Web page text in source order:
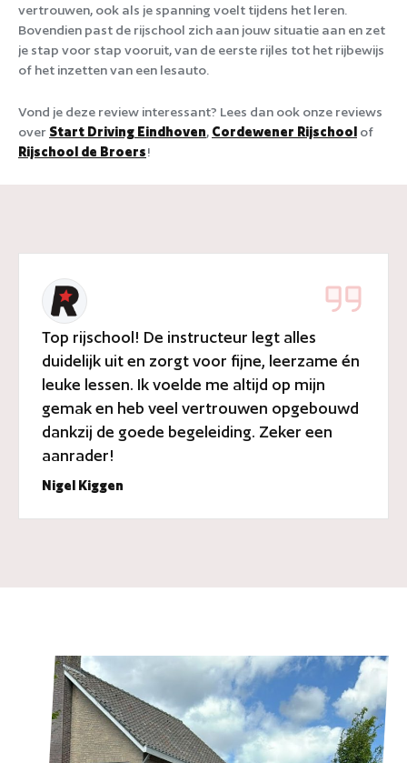
vertrouwen, ook als je spanning voelt tijdens het leren.
Bovendien past de rijschool zich aan jouw situatie aan en zet
je stap voor stap vooruit, van de eerste rijles tot het rijbewijs
of het inzetten van een lesauto.
Vond je deze review interessant? Lees dan ook onze reviews
over Start Driving Eindhoven, Cordewener Rijschool of
Rijschool de Broers!
Top rijschool! De instructeur legt alles
duidelijk uit en zorgt voor fijne, leerzame én
leuke lessen. Ik voelde me altijd op mijn
gemak en heb veel vertrouwen opgebouwd
dankzij de goede begeleiding. Zeker een
aanrader!
Nigel Kiggen